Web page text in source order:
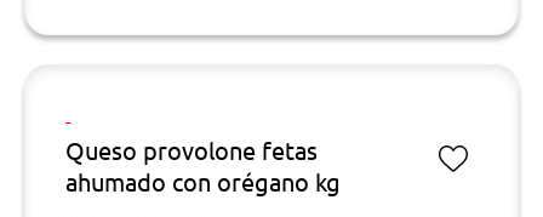
-
Queso provolone fetas
ahumado con orégano kg